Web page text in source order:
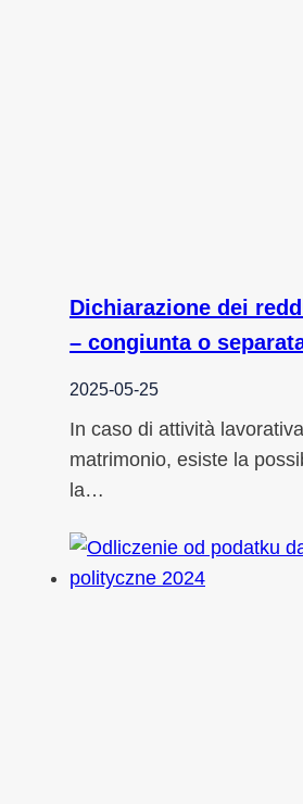
Dichiarazione dei
– congiunta o
2025-05-25
In caso di attività
matrimonio, esiste la
la…